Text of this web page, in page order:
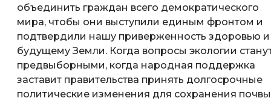
объединить граждан всего демократического
мира, чтобы они выступили единым фронтом и
подтвердили нашу приверженность здоровью и
будущему Земли. Когда вопросы экологии
предвыборными, когда народная поддержка
заставит правительства принять долгосрочные
политические изменения для сохранения